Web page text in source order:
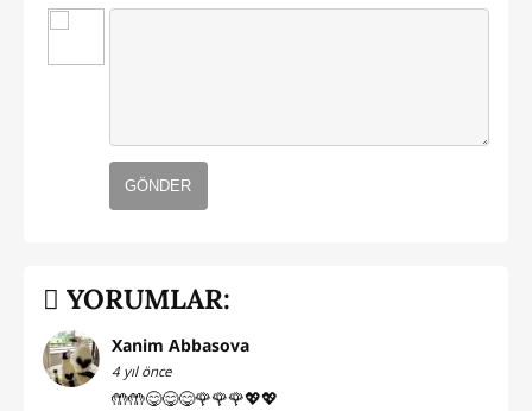
GÖNDER
YORUMLAR:
Xanim Abbasova
4 yıl önce
🤲🤲😋😋😋🌹🌹🌹💖💖